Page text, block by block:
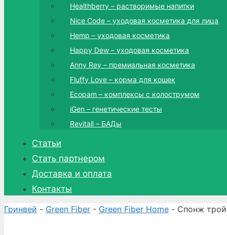
Healthberry – растворимые напитки
Nice Code – уходовая косметика для лица
Hemp – уходовая косметика
Happy Dew – уходовая косметика
Anny Rey – премиальная косметика
Fluffy Love – корма для кошек
Ecopam – комплексы с колострумом
iGen – генетические тесты
Revitall – БАДы
Статьи
Стать партнером
Доставка и оплата
Контакты
Гринвей - Green Fiber - Green Fiber Home - Спонж